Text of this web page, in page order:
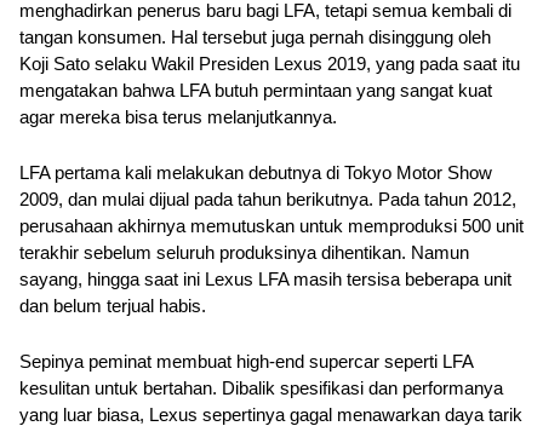
menghadirkan penerus baru bagi LFA, tetapi semua kembali di
tangan konsumen. Hal tersebut juga pernah disinggung oleh
Koji Sato selaku Wakil Presiden Lexus 2019, yang pada saat itu
mengatakan bahwa LFA butuh permintaan yang sangat kuat
agar mereka bisa terus melanjutkannya.
LFA pertama kali melakukan debutnya di Tokyo Motor Show
2009, dan mulai dijual pada tahun berikutnya. Pada tahun 2012,
perusahaan akhirnya memutuskan untuk memproduksi 500 unit
terakhir sebelum seluruh produksinya dihentikan. Namun
sayang, hingga saat ini Lexus LFA masih tersisa beberapa unit
dan belum terjual habis.
Sepinya peminat membuat high-end supercar seperti LFA
kesulitan untuk bertahan. Dibalik spesifikasi dan performanya
yang luar biasa, Lexus sepertinya gagal menawarkan daya tarik